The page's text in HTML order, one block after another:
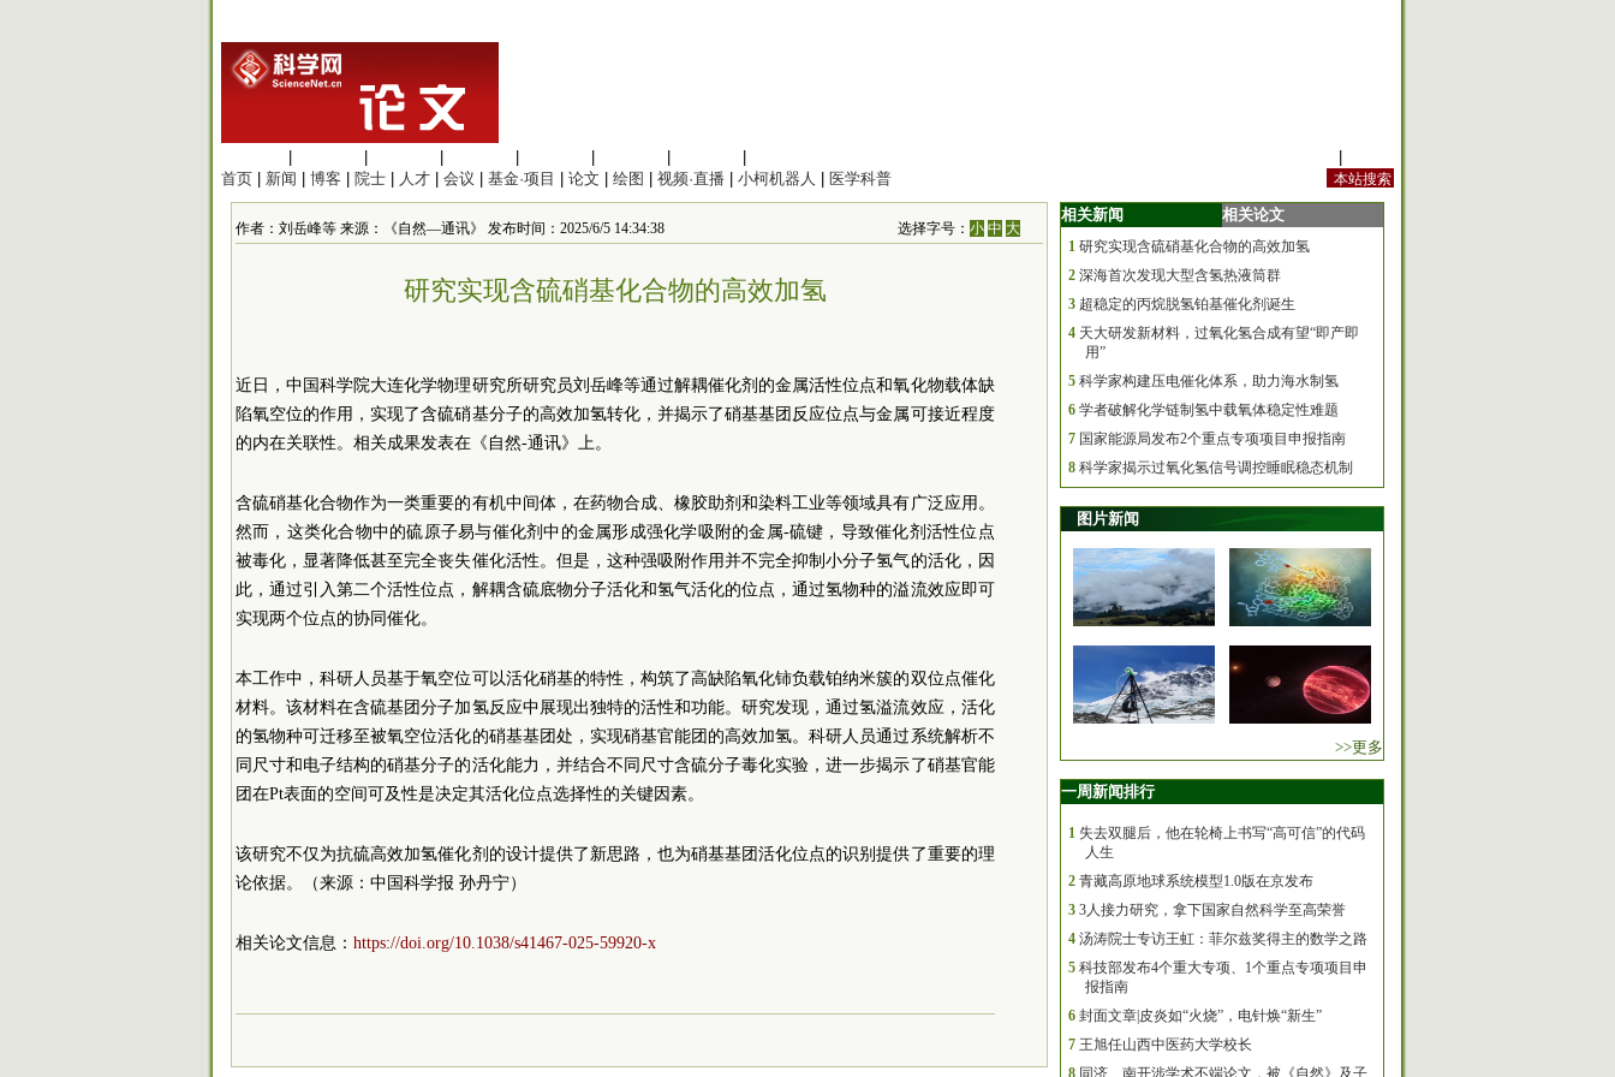
首页
新闻 博客 院士 人才 会议 基金·项目 论文 绘图 视频·直播 小柯机器人 医学科普
作者：刘岳峰等 来源：《自然—通讯》 发布时间：2025/6/5 14:34:38 选择字号：小 中 大
研究实现含硫硝基化合物的高效加氢
近日，中国科学院大连化学物理研究所研究员刘岳峰等通过解耦催化剂的金属活性位点和氧化物载体缺
陷氧空位的作用，实现了含硫硝基分子的高效加氢转化，并揭示了硝基基团反应位点与金属可接近程度
的内在关联性。相关成果发表在《自然-通讯》上。
含硫硝基化合物作为一类重要的有机中间体，在药物合成、橡胶助剂和染料工业等领域具有广泛应用。
然而，这类化合物中的硫原子易与催化剂中的金属形成强化学吸附的金属-硫键，导致催化剂活性位点
被毒化，显著降低甚至完全丧失催化活性。但是，这种强吸附作用并不完全抑制小分子氢气的活化，因
此，通过引入第二个活性位点，解耦含硫底物分子活化和氢气活化的位点，通过氢物种的溢流效应即可
实现两个位点的协同催化。
本工作中，科研人员基于氧空位可以活化硝基的特性，构筑了高缺陷氧化铈负载铂纳米簇的双位点催化
材料。该材料在含硫基团分子加氢反应中展现出独特的活性和功能。研究发现，通过氢溢流效应，活化
的氢物种可迁移至被氧空位活化的硝基基团处，实现硝基官能团的高效加氢。科研人员通过系统解析不
同尺寸和电子结构的硝基分子的活化能力，并结合不同尺寸含硫分子毒化实验，进一步揭示了硝基官能
团在Pt表面的空间可及性是决定其活化位点选择性的关键因素。
该研究不仅为抗硫高效加氢催化剂的设计提供了新思路，也为硝基基团活化位点的识别提供了重要的理
论依据。（来源：中国科学报 孙丹宁）
相关论文信息： https://doi.org/10.1038/s41467-025-59920-x
相关新闻 相关论文
1 研究实现含硫硝基化合物的高效加氢
2 深海首次发现大型含氢热液筒群
3 超稳定的丙烷脱氢铂基催化剂诞生
4 天大研发新材料，过氧化氢合成有望“即产即
用”
5 科学家构建压电催化体系，助力海水制氢
6 学者破解化学链制氢中载氧体稳定性难题
7 国家能源局发布2个重点专项项目申报指南
8 科学家揭示过氧化氢信号调控睡眠稳态机制
图片新闻
>>更多
一周新闻排行
1 失去双腿后，他在轮椅上书写“高可信”的代码
人生
2 青藏高原地球系统模型1.0版在京发布
3 3人接力研究，拿下国家自然科学至高荣誉
4 汤涛院士专访王虹：菲尔兹奖得主的数学之路
5 科技部发布4个重大专项、1个重点专项项目申
报指南
6 封面文章|皮炎如“火烧”，电针焕“新生”
7 王旭任山西中医药大学校长
8 同济、南开涉学术不端论文，被《自然》及子